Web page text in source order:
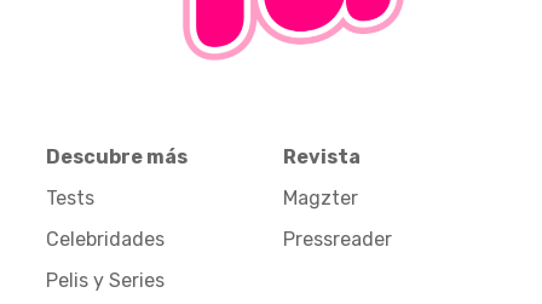
Descubre más
Tests
Celebridades
Pelis y Series
Revista
Magzter
Pressreader